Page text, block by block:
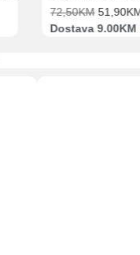
72,50KM 51,90KM
Dostava 9.00KM